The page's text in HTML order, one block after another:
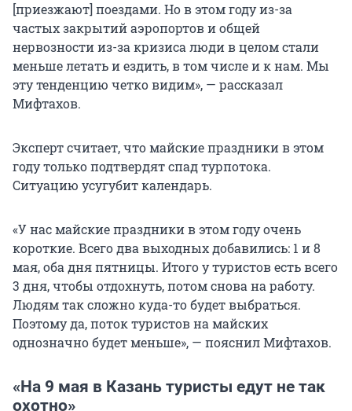
[приезжают] поездами. Но в этом году из-за
частых закрытий аэропортов и общей
нервозности из-за кризиса люди в целом стали
меньше летать и ездить, в том числе и к нам. Мы
эту тенденцию четко видим», — рассказал
Мифтахов.
Эксперт считает, что майские праздники в этом
году только подтвердят спад турпотока.
Ситуацию усугубит календарь.
«У нас майские праздники в этом году очень
короткие. Всего два выходных добавились: 1 и 8
мая, оба дня пятницы. Итого у туристов есть всего
3 дня, чтобы отдохнуть, потом снова на работу.
Людям так сложно куда-то будет выбраться.
Поэтому да, поток туристов на майских
однозначно будет меньше», — пояснил Мифтахов.
«На 9 мая в Казань туристы едут не так
охотно»